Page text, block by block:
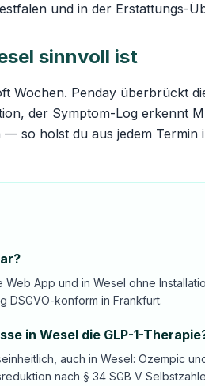
und in der Erstattungs-
sinnvoll ist
Wochen. Penday überbrückt
der Symptom-Log erkennt
so holst du aus jedem Termin
App und in Wesel ohne
DSGVO-konform in Frankfurt.
in Wesel die GLP-1-
auch in Wesel: Ozempic
nach § 34 SGB V